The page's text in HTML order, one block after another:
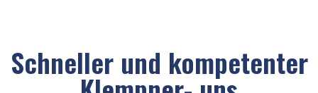
Schneller und kompetenter